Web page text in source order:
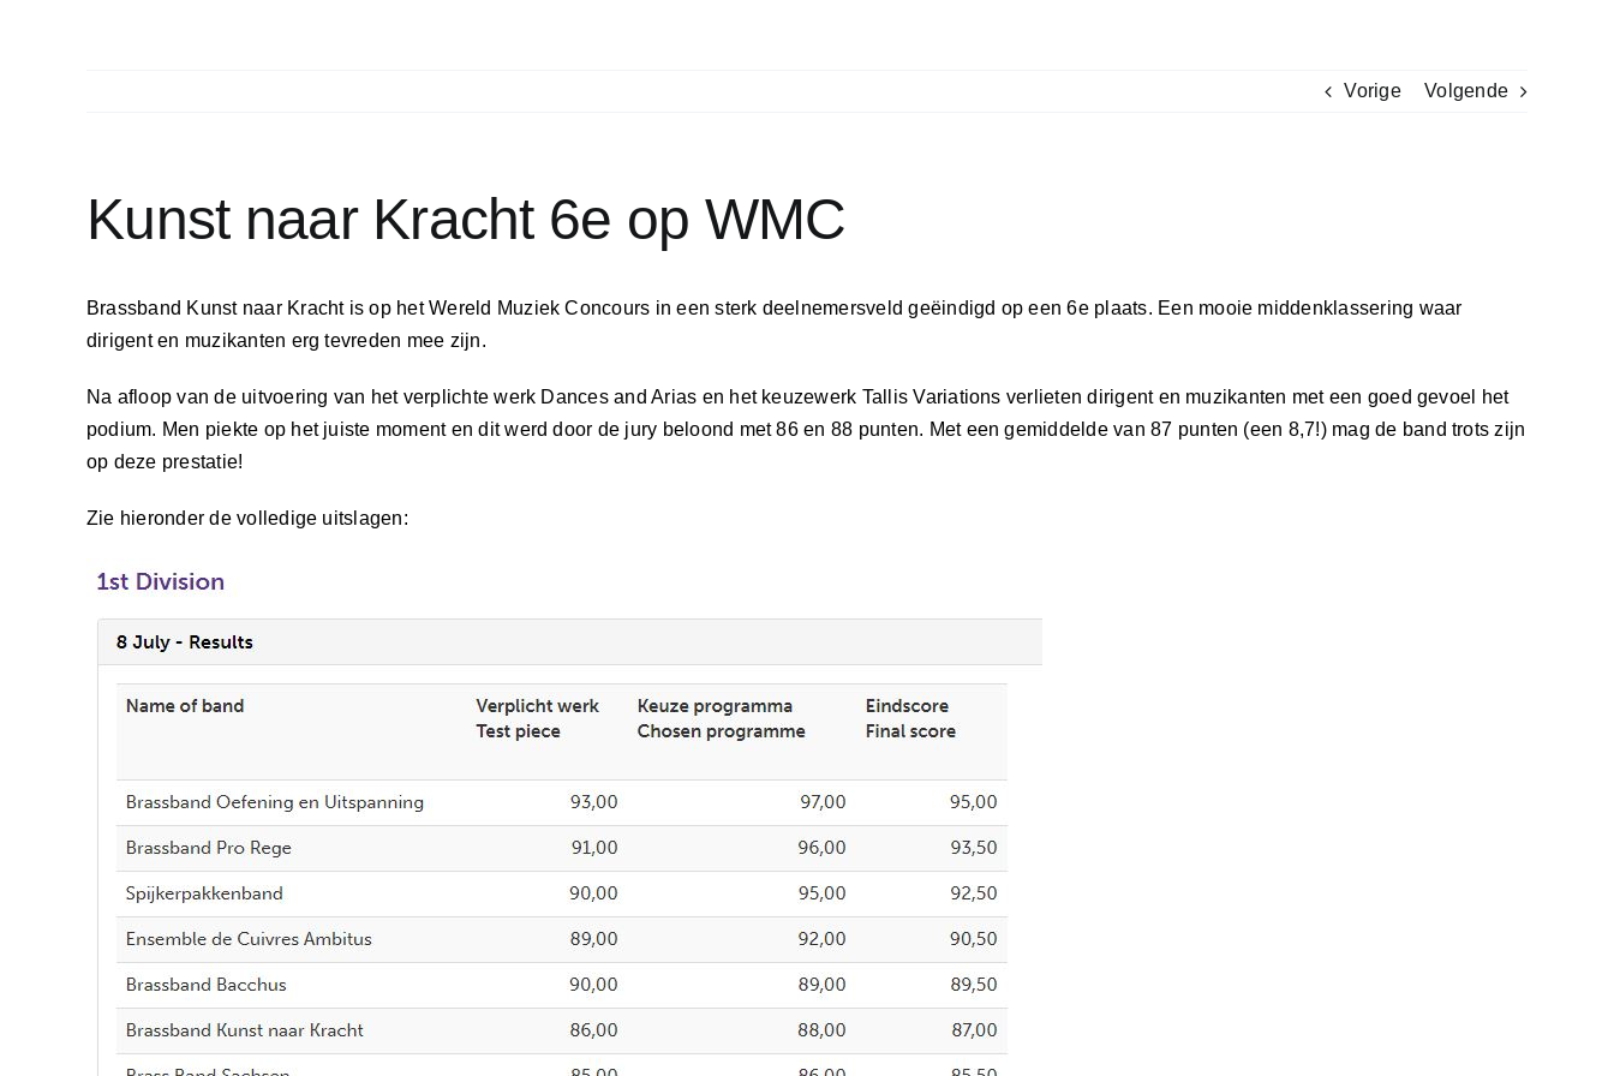
Vorige Volgende
Kunst naar Kracht 6e op WMC
Brassband Kunst naar Kracht is op het Wereld Muziek Concours in een sterk deelnemersveld geëindigd op een 6e plaats. Een mooie middenklassering waar
dirigent en muzikanten erg tevreden mee zijn.
Na afloop van de uitvoering van het verplichte werk Dances and Arias en het keuzewerk Tallis Variations verlieten dirigent en muzikanten met een goed gevoel het
podium. Men piekte op het juiste moment en dit werd door de jury beloond met 86 en 88 punten. Met een gemiddelde van 87 punten (een 8,7!) mag de band trots zijn
op deze prestatie!
Zie hieronder de volledige uitslagen: